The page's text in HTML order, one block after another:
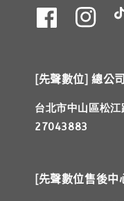
[先聲數位] 總公司
台北市中山區松
27043883
[先聲數位售後中